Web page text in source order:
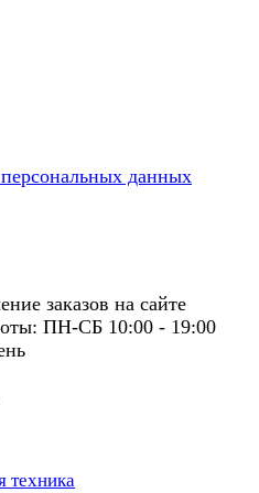
данных
заказов на сайте
ПН-СБ 10:00 - 19:00
техника